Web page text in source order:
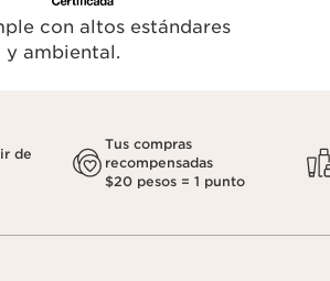
con altos estándares
ambiental.
de
Tus compras
recompensadas
$20 pesos = 1 punto